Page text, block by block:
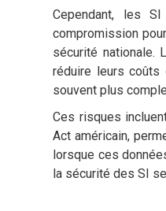
Cependant, les
compromission
sécurité nationale.
réduire leurs coûts
souvent plus
Ces risques
Act américain,
lorsque ces
la sécurité des SI